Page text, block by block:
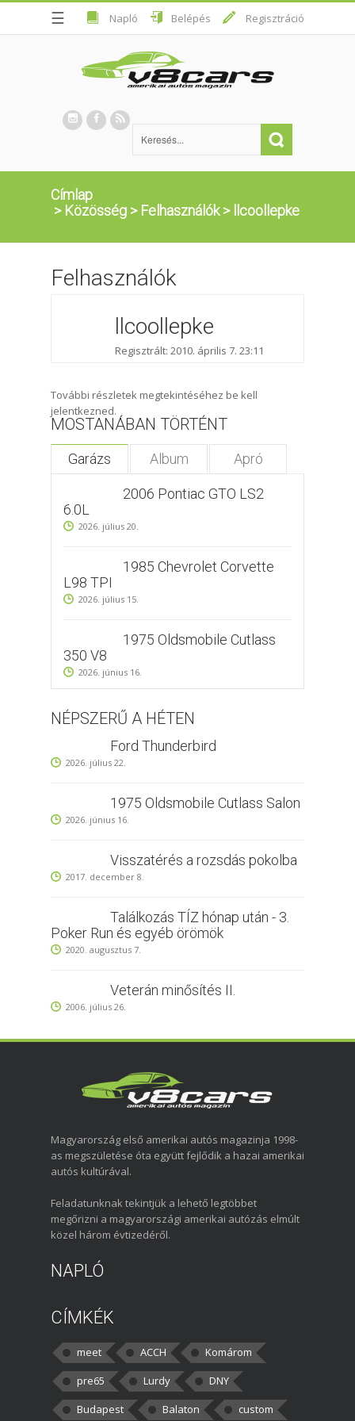
☰ Napló Belépés Regisztráció
Címlap
> Közösség > Felhasználók> llcoollepke
Felhasználók
llcoollepke
Regisztrált: 2010. április 7. 23:11
További részletek megtekintéséhez be kell
jelentkezned.
MOSTANÁBAN TÖRTÉNT
Garázs Album Apró
2006 Pontiac GTO LS2
6.0L
2026. július 20.
1985 Chevrolet Corvette
L98 TPI
2026. július 15.
1975 Oldsmobile Cutlass
350 V8
2026. június 16.
NÉPSZERŰ A HÉTEN
Ford Thunderbird
2026. július 22.
1975 Oldsmobile Cutlass Salon
2026. június 16.
Visszatérés a rozsdás pokolba
2017. december 8.
Találkozás TÍZ hónap után - 3.
Poker Run és egyéb örömök
2020. augusztus 7.
Veterán minősítés II.
2006. július 26.
Magyarország első amerikai autós magazinja 1998-
as megszületése óta együtt fejlődik a hazai amerikai
autós kultúrával.
Feladatunknak tekintjük a lehető legtöbbet
megőrizni a magyarországi amerikai autózás elmúlt
közel három évtizedéről.
NAPLÓ
CÍMKÉK
meet ACCH
Komárom
pre65
Lurdy
DNY
Budapest
Balaton custom